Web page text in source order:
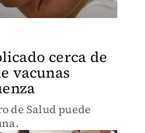
cerca de
vacunas
de Salud puede